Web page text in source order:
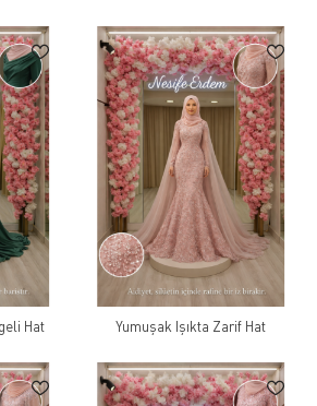
Hat Yumuşak Işıkta Zarif Hat